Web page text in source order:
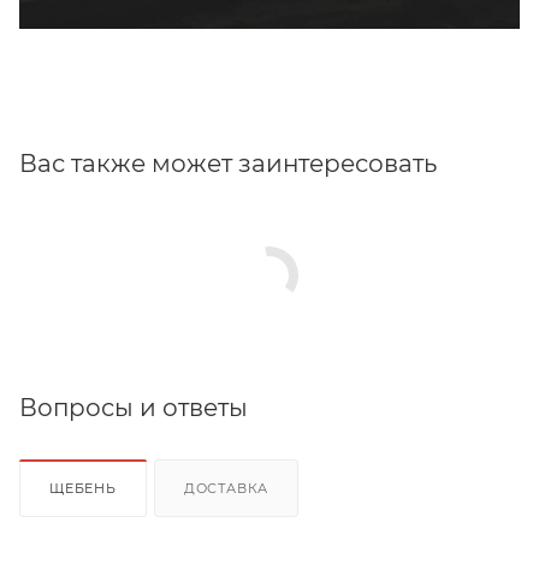
Вас также может заинтересовать
Вопросы и ответы
ЩЕБЕНЬ ДОСТАВКА